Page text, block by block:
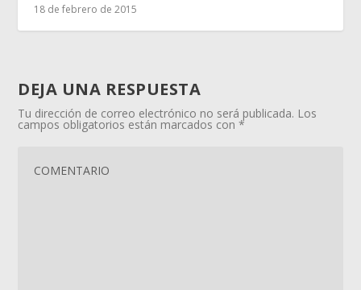
18 de febrero de 2015
DEJA UNA RESPUESTA
Tu dirección de correo electrónico no será publicada. Los
campos obligatorios están marcados con*